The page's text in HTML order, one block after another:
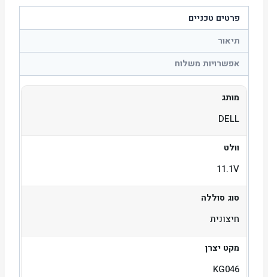
פרטים טכניים
תיאור
אפשרויות משלוח
מותג
DELL
וולט
11.1V
סוג סוללה
חיצונית
מקט יצרן
KG046